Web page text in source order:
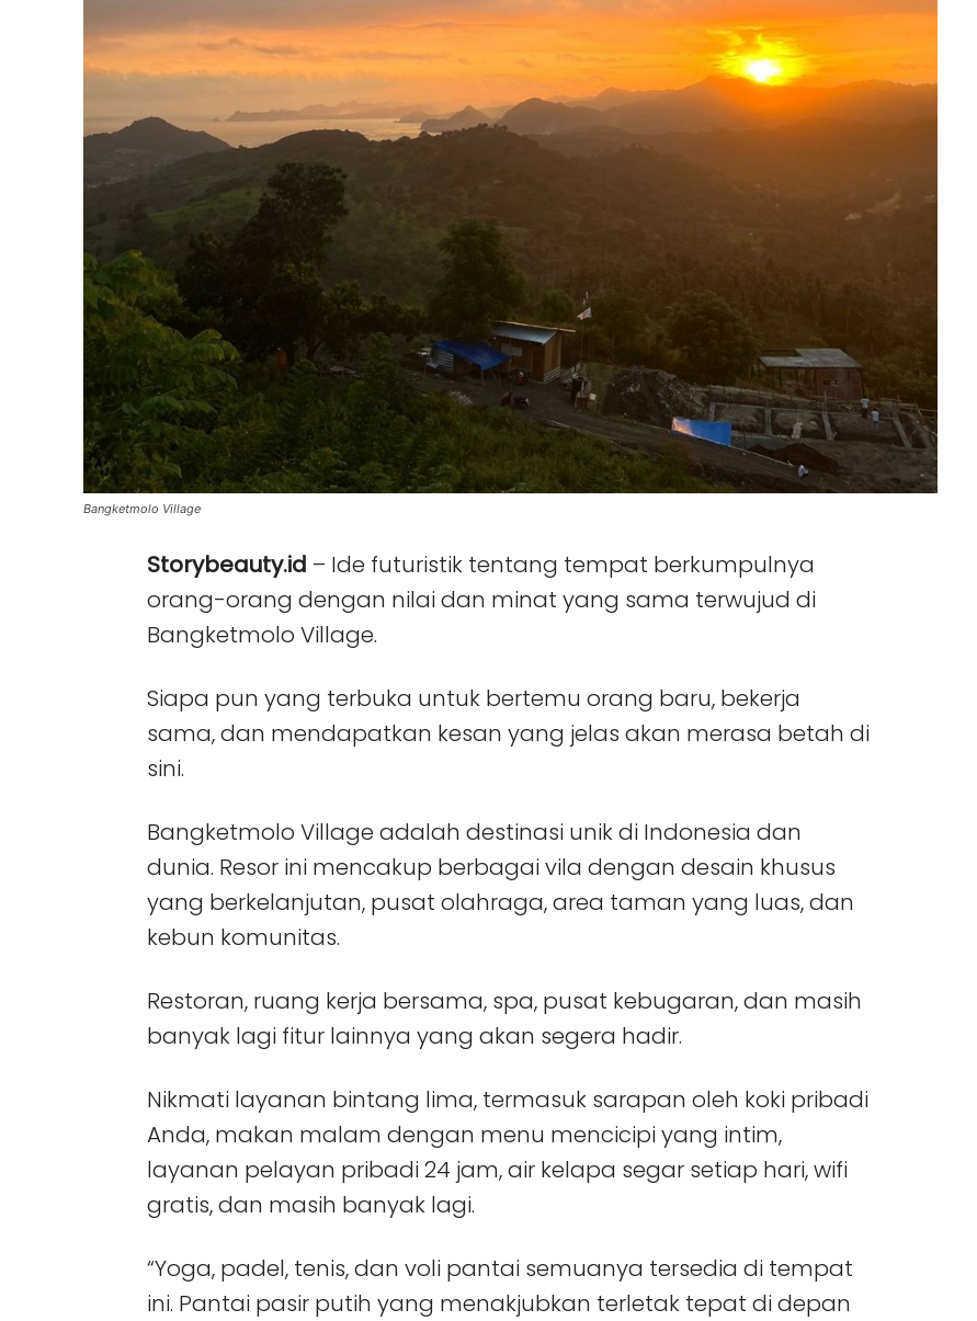
Bangketmolo Village
Storybeauty.id – Ide futuristik tentang tempat berkumpulnya
orang-orang dengan nilai dan minat yang sama terwujud di
Bangketmolo Village.
Siapa pun yang terbuka untuk bertemu orang baru, bekerja
sama, dan mendapatkan kesan yang jelas akan merasa betah di
sini.
Bangketmolo Village adalah destinasi unik di Indonesia dan
dunia. Resor ini mencakup berbagai vila dengan desain khusus
yang berkelanjutan, pusat olahraga, area taman yang luas, dan
kebun komunitas.
Restoran, ruang kerja bersama, spa, pusat kebugaran, dan masih
banyak lagi fitur lainnya yang akan segera hadir.
Nikmati layanan bintang lima, termasuk sarapan oleh koki pribadi
Anda, makan malam dengan menu mencicipi yang intim,
layanan pelayan pribadi 24 jam, air kelapa segar setiap hari, wifi
gratis, dan masih banyak lagi.
“Yoga, padel, tenis, dan voli pantai semuanya tersedia di tempat
ini. Pantai pasir putih yang menakjubkan terletak tepat di depan